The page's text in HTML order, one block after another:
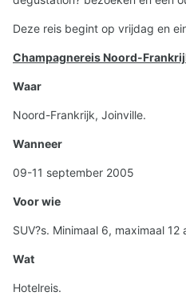
Deze reis begint op vrijdag en
Champagnereis Noord-
Waar
Noord-Frankrijk, Joinville.
Wanneer
09-11 september 2005
Voor wie
SUV?s. Minimaal 6, maximaal 12
Wat
Hotelreis.